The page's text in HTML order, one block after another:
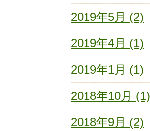
2019年5月 (2)
2019年4月 (1)
2019年1月 (1)
2018年10月 (1)
2018年9月 (2)